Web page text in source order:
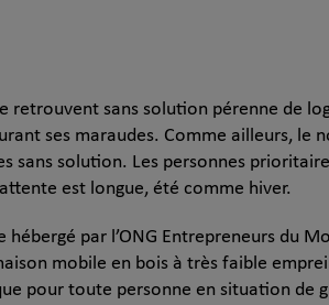
retrouvent sans solution pérenne de
ses maraudes. Comme ailleurs, le
sans solution. Les personnes
est longue, été comme hiver.
par l’ONG Entrepreneurs du
mobile en bois à très faible
pour toute personne en situation de